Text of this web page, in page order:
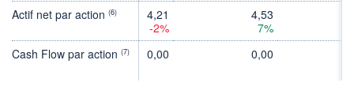
Actif net par action (6)
4,21
-2%
4,53
7%
Cash Flow par action (7) 0,00 0,00